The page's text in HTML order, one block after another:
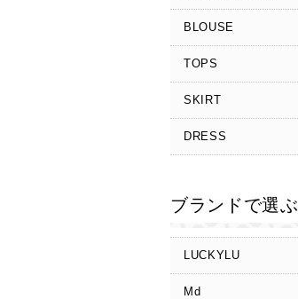
BLOUSE
TOPS
SKIRT
DRESS
ブランドで選ぶ
LUCKYLU
Md